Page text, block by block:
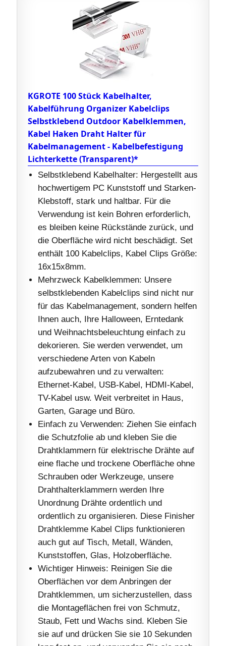
KGROTE 100 Stück Kabelhalter,
Kabelführung Organizer Kabelclips
Selbstklebend Outdoor Kabelklemmen,
Kabel Haken Draht Halter für
Kabelmanagement - Kabelbefestigung
Lichterkette (Transparent)*
Selbstklebend Kabelhalter: Hergestellt aus
hochwertigem PC Kunststoff und Starken-
Klebstoff, stark und haltbar. Für die
Verwendung ist kein Bohren erforderlich,
es bleiben keine Rückstände zurück, und
die Oberfläche wird nicht beschädigt. Set
enthält 100 Kabelclips, Kabel Clips Größe:
16x15x8mm.
Mehrzweck Kabelklemmen: Unsere
selbstklebenden Kabelclips sind nicht nur
für das Kabelmanagement, sondern helfen
Ihnen auch, Ihre Halloween, Erntedank
und Weihnachtsbeleuchtung einfach zu
dekorieren. Sie werden verwendet, um
verschiedene Arten von Kabeln
aufzubewahren und zu verwalten:
Ethernet-Kabel, USB-Kabel, HDMI-Kabel,
TV-Kabel usw. Weit verbreitet in Haus,
Garten, Garage und Büro.
Einfach zu Verwenden: Ziehen Sie einfach
die Schutzfolie ab und kleben Sie die
Drahtklammern für elektrische Drähte auf
eine flache und trockene Oberfläche ohne
Schrauben oder Werkzeuge, unsere
Drahthalterklammern werden Ihre
Unordnung Drähte ordentlich und
ordentlich zu organisieren. Diese Finisher
Drahtklemme Kabel Clips funktionieren
auch gut auf Tisch, Metall, Wänden,
Kunststoffen, Glas, Holzoberfläche.
Wichtiger Hinweis: Reinigen Sie die
Oberflächen vor dem Anbringen der
Drahtklemmen, um sicherzustellen, dass
die Montageflächen frei von Schmutz,
Staub, Fett und Wachs sind. Kleben Sie
sie auf und drücken Sie sie 10 Sekunden